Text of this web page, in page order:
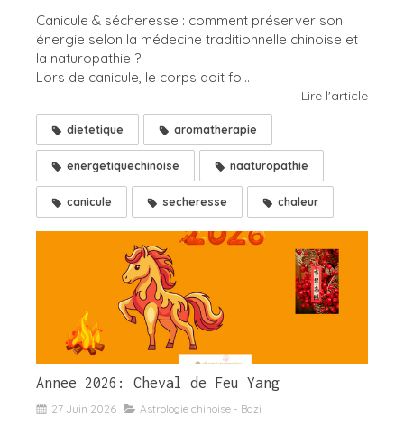
Canicule & sécheresse : comment préserver son
énergie selon la médecine traditionnelle chinoise et
la naturopathie ?
Lors de canicule, le corps doit fo...
Lire l'article
dietetique aromatherapie
energetiquechinoise naaturopathie
canicule secheresse chaleur
Annee 2026: Cheval de Feu Yang
27 Juin 2026 Astrologie chinoise - Bazi